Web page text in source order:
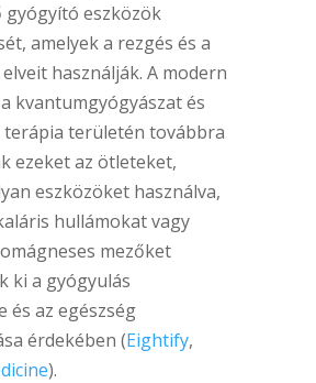
gyógyító eszközök
amelyek a rezgés és a
használják. A modern
kvantumgyógyászat és
terápia területén továbbra
ezeket az ötleteket,
eszközöket használva,
hullámokat vagy
mezőket
ki a gyógyulás
és az egészség
érdekében (Eightify,
).